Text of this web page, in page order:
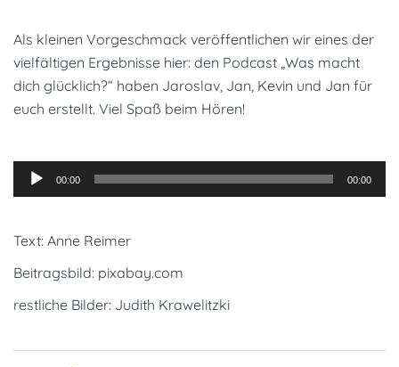
Als kleinen Vorgeschmack veröffentlichen wir eines der
vielfältigen Ergebnisse hier: den Podcast „Was macht
dich glücklich?“ haben Jaroslav, Jan, Kevin und Jan für
euch erstellt. Viel Spaß beim Hören!
Audio-
Player
00:00 00:00
Text: Anne Reimer
Beitragsbild: pixabay.com
restliche Bilder: Judith Krawelitzki